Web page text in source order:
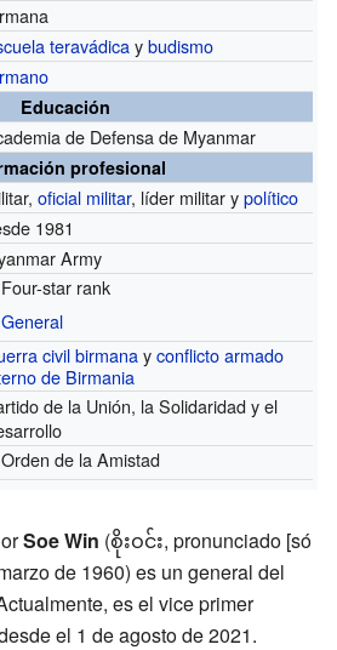
teravádicaybudismo
Educación
de Defensa de Myanmar
profesional
oficial militar, líder militar ypolítico
1981
Army
Four-star rank
General
civil birmanayconflicto armado
de Birmania
de la Unión, la Solidaridad y el
Orden de la Amistad
Soe Win (စိုးဝင်း, pronunciado [só
de 1960) es un general del
es el vice primer
el 1 de agosto de 2021.